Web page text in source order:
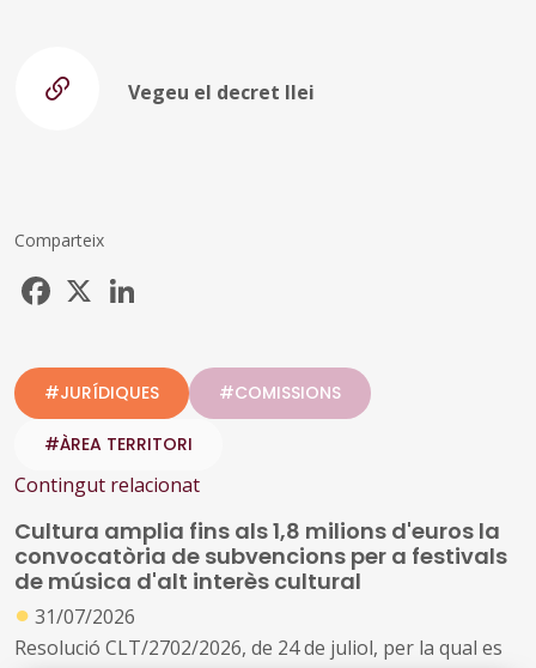
Vegeu el decret llei
Comparteix
Facebook
#JURÍDIQUES #COMISSIONS
#ÀREA TERRITORI
Contingut relacionat
Cultura amplia fins als 1,8 milions d'euros la
convocatòria de subvencions per a festivals
de música d'alt interès cultural
● 31/07/2026
Resolució CLT/2702/2026, de 24 de juliol, per la qual es